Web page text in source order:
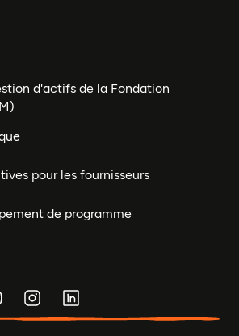
d'actifs de la Fondation
pour les fournisseurs
de programme